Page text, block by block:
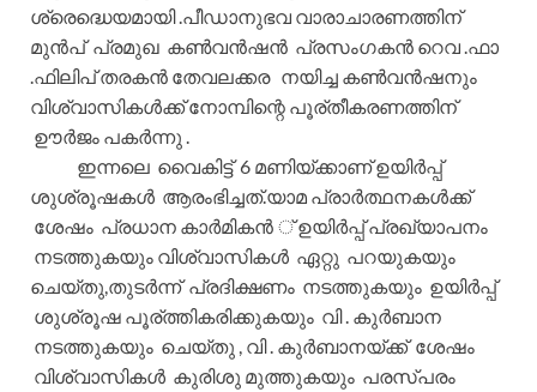
ശ്രെദ്ധെയമായി .പീഡാനുഭവ വാരാചാരണത്തിന്
മുൻപ് പ്രമുഖ കൺവൻഷൻ പ്രസംഗകൻ റെവ .ഫാ
.ഫിലിപ് തരകൻ തേവലക്കര നയിച്ച കൺവൻഷനും
വിശ്വാസികൾക്ക് നോമ്പിന്റെ പൂര്തീകരണത്തിന്
ഊർജം പകർന്നു .
ഇന്നലെ വൈകിട്ട് 6 മണിയ്ക്കാണ് ഉയിർപ്പ്
ശുശ്രൂഷകൾ ആരംഭിച്ചത്.യാമ പ്രാർത്ഥനകൾക്ക്
ശേഷം പ്രധാന കാർമികൻ ് ഉയിർപ്പ് പ്രഖ്യാപനം
നടത്തുകയും വിശ്വാസികൾ ഏറ്റു പറയുകയും
ചെയ്തു,തുടർന്ന് പ്രദിക്ഷണം നടത്തുകയും ഉയിർപ്പ്
ശുശ്രൂഷ പൂര്ത്തികരിക്കുകയും വി . കുർബാന
നടത്തുകയും ചെയ്തു , വി . കുർബാനയ്ക്ക് ശേഷം
വിശ്വാസികൾ കുരിശു മുത്തുകയും പരസ്പരം